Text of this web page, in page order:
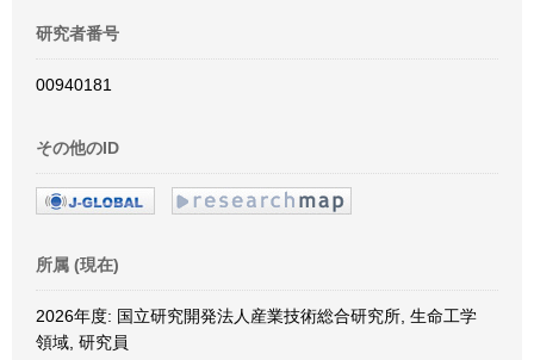
研究者番号
00940181
その他のID
所属 (現在)
2026年度: 国立研究開発法人産業技術総合研究所, 生命工学
領域, 研究員